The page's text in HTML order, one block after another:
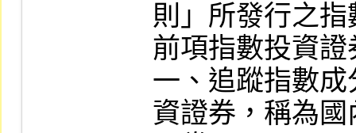
則」所發行之
前項指數投資證
一、追蹤指數
資證券，稱為